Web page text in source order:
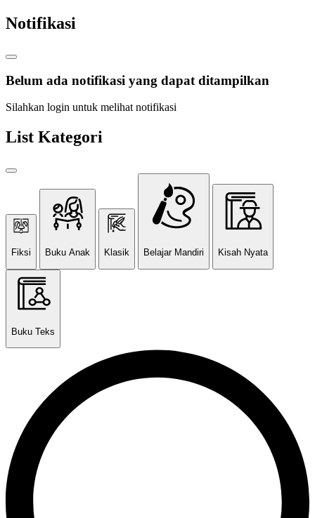
Notifikasi
Belum ada notifikasi yang dapat ditampilkan
Silahkan login untuk melihat notifikasi
List Kategori
Fiksi Buku Anak Klasik Belajar Mandiri Kisah Nyata
Buku Teks